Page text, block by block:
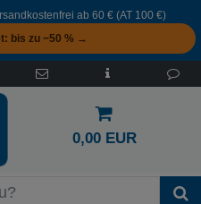
ab 60 € (AT 100 €)
bis zu −50 % →
0,00 EUR